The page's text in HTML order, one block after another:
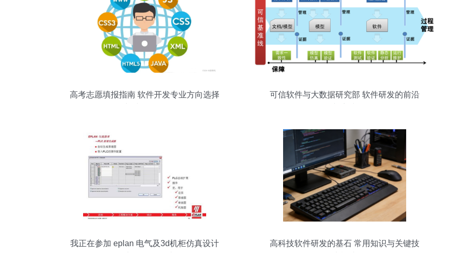
高考志愿填报指南 软件开发专业方向选择
可信软件与大数据研究部 软件研发的前沿
我正在参加 eplan 电气及3d机柜仿真设计
高科技软件研发的基石 常用知识与关键技